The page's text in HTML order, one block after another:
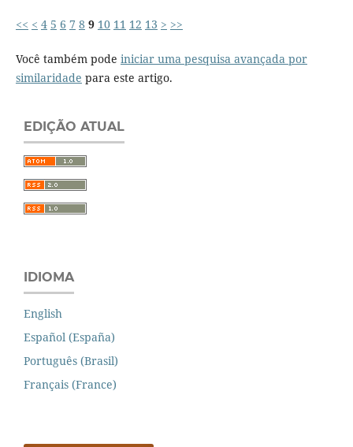
<< < 4 5 6 7 8 9 10 11 12 13 > >>
Você também pode iniciar uma pesquisa avançada por
similaridade para este artigo.
EDIÇÃO ATUAL
IDIOMA
English
Español (España)
Português (Brasil)
Français (France)